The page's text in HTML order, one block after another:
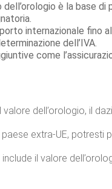
dell’orologio è la base
internazionale fino
dell’IVA.
come
dell’orologio, il
paese extra-UE, potresti
il valore